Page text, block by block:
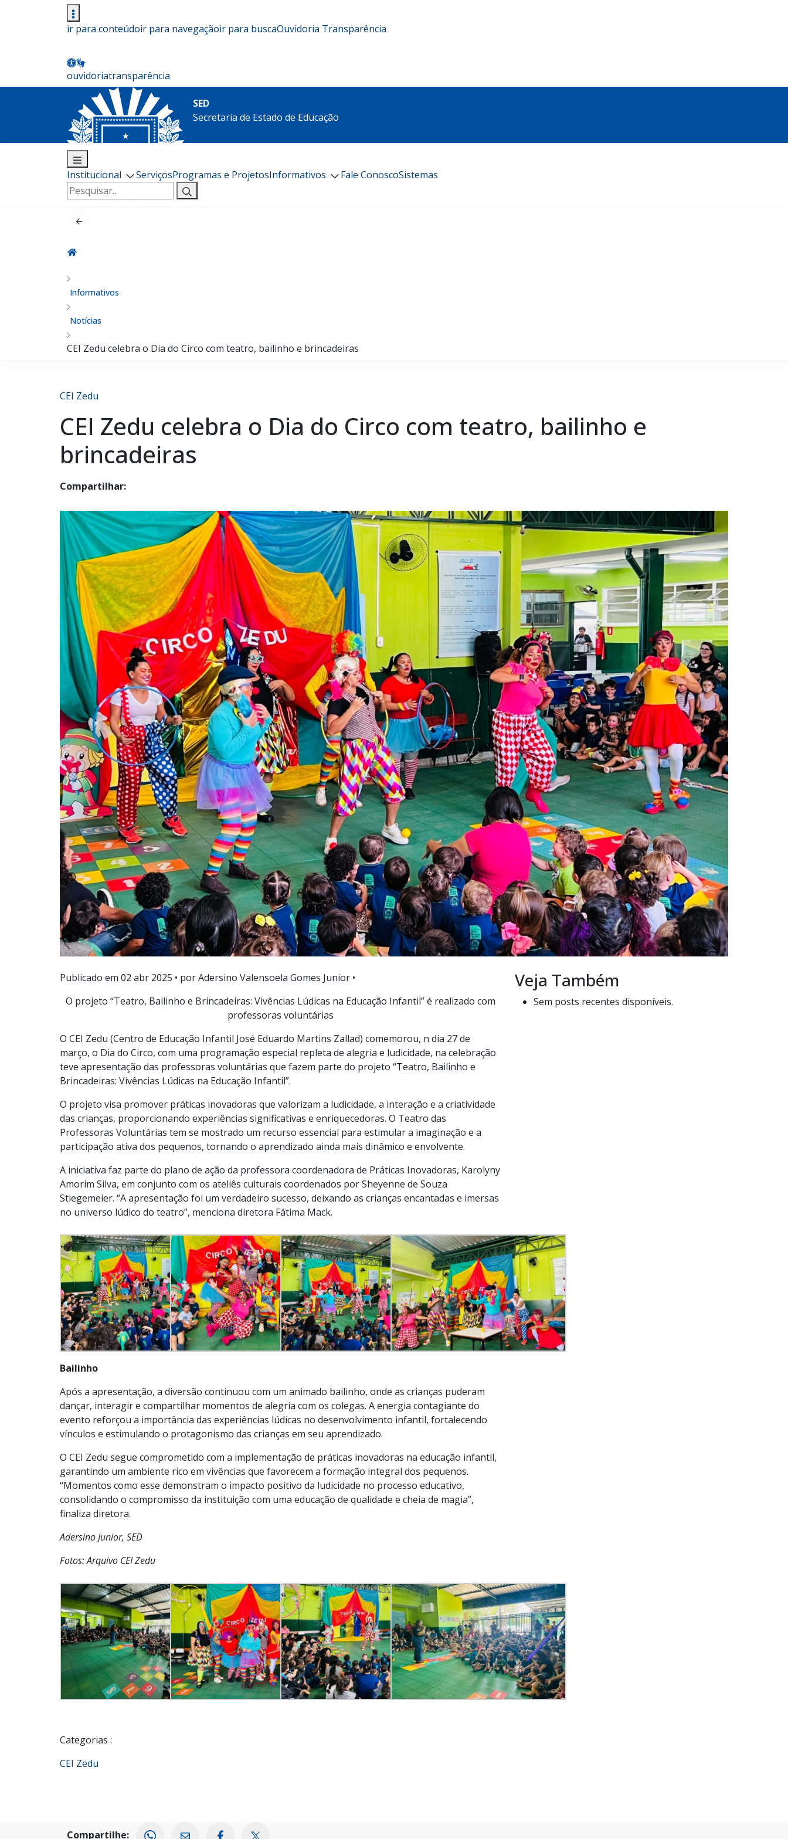
ir para conteúdoir para navegaçãoir para buscaOuvidoria Transparência
ouvidoriatransparência
SED
Secretaria de Estado de Educação
Institucional ServiçosProgramas e ProjetosInformativos Fale ConoscoSistemas
Pesquisar
por:
Informativos
Notícias
CEI Zedu celebra o Dia do Circo com teatro, bailinho e brincadeiras
CEI Zedu
CEI Zedu celebra o Dia do Circo com teatro, bailinho e
brincadeiras
Compartilhar:
Publicado em 02 abr 2025 • por Adersino Valensoela Gomes Junior •
O projeto “Teatro, Bailinho e Brincadeiras: Vivências Lúdicas na Educação Infantil” é realizado com
professoras voluntárias
O CEI Zedu (Centro de Educação Infantil José Eduardo Martins Zallad) comemorou, n dia 27 de
março, o Dia do Circo, com uma programação especial repleta de alegria e ludicidade, na celebração
teve apresentação das professoras voluntárias que fazem parte do projeto “Teatro, Bailinho e
Brincadeiras: Vivências Lúdicas na Educação Infantil”.
O projeto visa promover práticas inovadoras que valorizam a ludicidade, a interação e a criatividade
das crianças, proporcionando experiências significativas e enriquecedoras. O Teatro das
Professoras Voluntárias tem se mostrado um recurso essencial para estimular a imaginação e a
participação ativa dos pequenos, tornando o aprendizado ainda mais dinâmico e envolvente.
A iniciativa faz parte do plano de ação da professora coordenadora de Práticas Inovadoras, Karolyny
Amorim Silva, em conjunto com os ateliês culturais coordenados por Sheyenne de Souza
Stiegemeier. “A apresentação foi um verdadeiro sucesso, deixando as crianças encantadas e imersas
no universo lúdico do teatro”, menciona diretora Fátima Mack.
Bailinho
Após a apresentação, a diversão continuou com um animado bailinho, onde as crianças puderam
dançar, interagir e compartilhar momentos de alegria com os colegas. A energia contagiante do
evento reforçou a importância das experiências lúdicas no desenvolvimento infantil, fortalecendo
vínculos e estimulando o protagonismo das crianças em seu aprendizado.
O CEI Zedu segue comprometido com a implementação de práticas inovadoras na educação infantil,
garantindo um ambiente rico em vivências que favorecem a formação integral dos pequenos.
“Momentos como esse demonstram o impacto positivo da ludicidade no processo educativo,
consolidando o compromisso da instituição com uma educação de qualidade e cheia de magia”,
finaliza diretora.
Adersino Junior, SED
Fotos: Arquivo CEI Zedu
Categorias :
CEI Zedu
Veja Também
Sem posts recentes disponíveis.
Compartilhe: